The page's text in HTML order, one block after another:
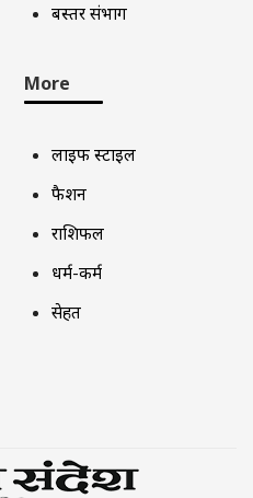
बस्तर संभाग
More
लाइफ स्टाइल
फैशन
राशिफल
धर्म-कर्म
सेहत